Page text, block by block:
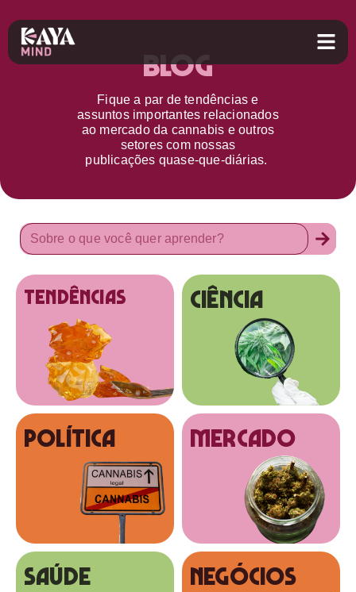
Blog
Fique a par detendências e
assuntos importantes relacionados
ao mercado da cannabis e outros
setorescom nossas
publicações quase-que-diárias.
tendências Ciência
Política MERCADO
SAÚDE NEGÓCIOS